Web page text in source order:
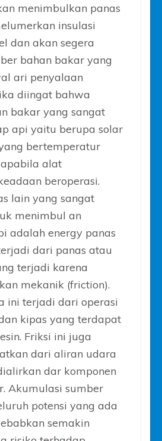
menimbulkan panas
insulasi
dan akan segera
bahan bakar yang
ari penyalaan
diingat bahwa
bakar yang sangat
api yaitu berupa solar
bertemperatur
alat
beroperasi.
lain yang sangat
menimbul an
adalah energy panas
dari panas atau
terjadi karena
mekanik (friction).
ini terjadi dari operasi
kipas yang terdapat
Friksi ini juga
dari aliran udara
dar komponen
Akumulasi sumber
potensi yang ada
semakin